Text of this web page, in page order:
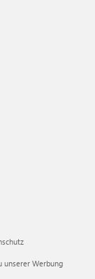
unserer Werbung